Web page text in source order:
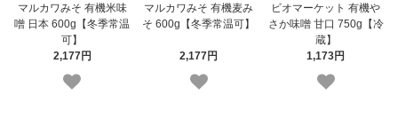
マルカワみそ 有機米味
噌 日本 600g【冬季常温
可】
2,177円
マルカワみそ 有機麦み
そ 600g【冬季常温可】
2,177円
ビオマーケット 有機や
さか味噌 甘口 750g【冷
蔵】
1,173円